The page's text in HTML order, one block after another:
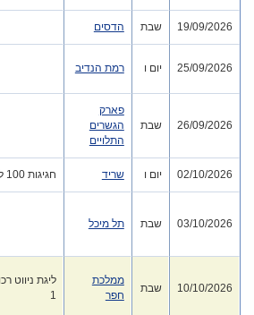
19/09/2026 שבת הדסים
25/09/2026 יום ו רמת הנדיב
26/09/2026 שבת
פארק
הגשרים
התלויים
02/10/2026 יום ו שריד חגיגות 100 לשריד
03/10/2026 שבת תל מיכל
10/10/2026 שבת
ממלכת
חפר
ליגת ניווט
1